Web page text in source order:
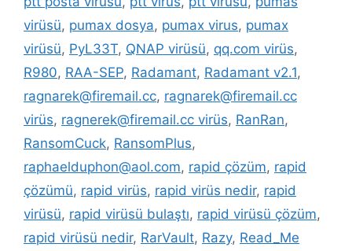
virüsü, pumax dosya, pumax virus, pumax
virüsü, PyL33T, QNAP virüsü, qq.com virüs,
R980, RAA-SEP, Radamant, Radamant v2.1,
ragnarek@firemail.cc, ragnarek@firemail.cc
virüs, ragnerek@firemail.cc virüs, RanRan,
RansomCuck, RansomPlus,
raphaelduphon@aol.com, rapid çözüm, rapid
çözümü, rapid virüs, rapid virüs nedir, rapid
virüsü, rapid virüsü bulaştı, rapid virüsü çözüm,
rapid virüsü nedir, RarVault, Razy, Read_Me